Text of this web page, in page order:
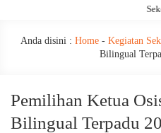
Anda disini : Home - Kegiatan
Bilingual
Pemilihan Ketua
Bilingual Terpadu